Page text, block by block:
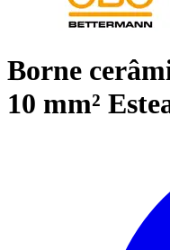
Borne
10 mm²